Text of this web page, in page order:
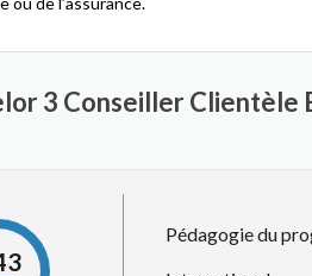
3 Conseiller Clientèle
Pédagogie du